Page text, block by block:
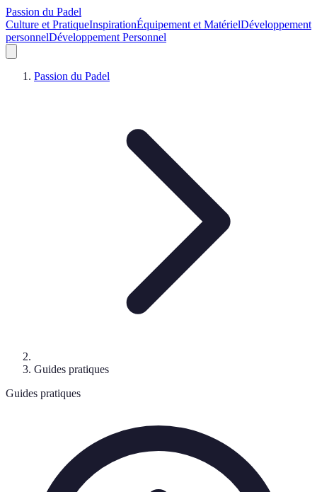
Passion du Padel
Culture et PratiqueInspirationÉquipement et MatérielDéveloppement
personnelDéveloppement Personnel
Passion du Padel
Guides pratiques
Guides pratiques